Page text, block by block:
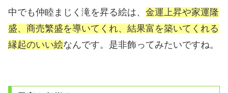
中でも仲睦まじく滝を昇る絵は、 金運上昇や家運隆
盛、商売繁盛を導いてくれ、結果富を築いてくれる
縁起のいい絵なんです。是非飾ってみたいですね。